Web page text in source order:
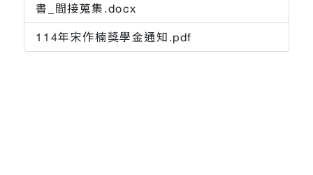
書_間接蒐集.docx
114年宋作楠獎學金通知.pdf